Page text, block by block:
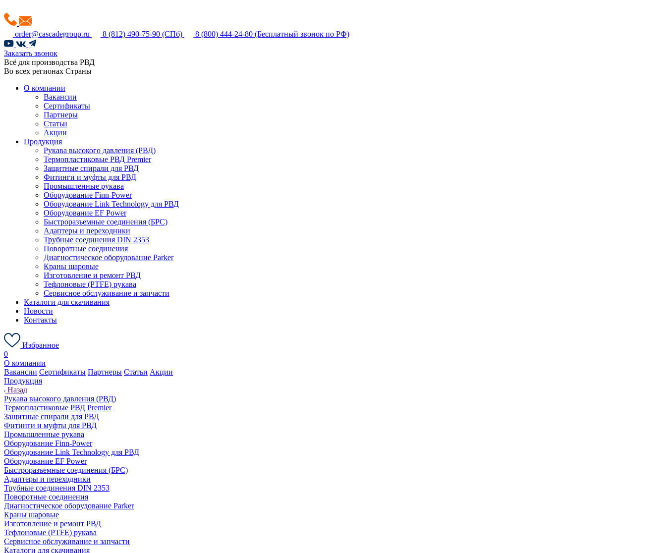
order@cascadegroup.ru 8 (812) 490-75-90 (СПб) 8 (800) 444-24-80 (Бесплатный звонок по РФ)
Заказать звонок
Всё для производства РВД
Во всех регионах Страны
О компании
Вакансии
Сертификаты
Партнеры
Статьи
Акции
Продукция
Рукава высокого давления (РВД)
Термопластиковые РВД Premier
Защитные спирали для РВД
Фитинги и муфты для РВД
Промышленные рукава
Оборудование Finn-Power
Оборудование Link Technology для РВД
Оборудование EF Power
Быстроразъемные соединения (БРС)
Адаптеры и переходники
Трубные соединения DIN 2353
Поворотные соединения
Диагностическое оборудование Parker
Краны шаровые
Изготовление и ремонт РВД
Тефлоновые (PTFE) рукава
Сервисное обслуживание и запчасти
Каталоги для скачивания
Новости
Контакты
Избранное
0
О компании
Вакансии Сертификаты Партнеры Статьи Акции
Продукция
Назад
Рукава высокого давления (РВД)
Термопластиковые РВД Premier
Защитные спирали для РВД
Фитинги и муфты для РВД
Промышленные рукава
Оборудование Finn-Power
Оборудование Link Technology для РВД
Оборудование EF Power
Быстроразъемные соединения (БРС)
Адаптеры и переходники
Трубные соединения DIN 2353
Поворотные соединения
Диагностическое оборудование Parker
Краны шаровые
Изготовление и ремонт РВД
Тефлоновые (PTFE) рукава
Сервисное обслуживание и запчасти
Каталоги для скачивания